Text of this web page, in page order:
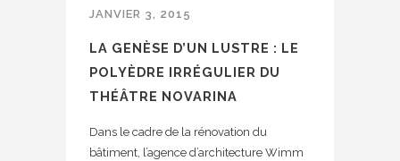
JANVIER 3, 2015
LA GENÈSE D’UN LUSTRE : LE
POLYÈDRE IRRÉGULIER DU
THÉÂTRE NOVARINA
Dans le cadre de la rénovation du
bâtiment, l’agence d’architecture Wimm